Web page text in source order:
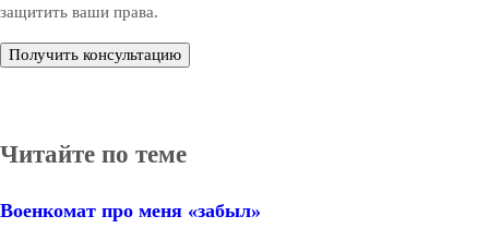
защитить ваши права.
Получить консультацию
Читайте по теме
Военкомат про меня «забыл»